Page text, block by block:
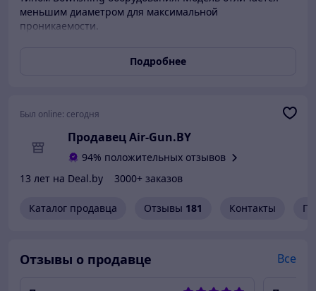
меньшим диаметром для максимальной
проникаемости.
Подробнее
Был online: сегодня
Продавец Air-Gun.BY
94% положительных отзывов
13 лет на Deal.by
3000+ заказов
Каталог продавца Отзывы 181 Контакты
Отзывы о продавце Все